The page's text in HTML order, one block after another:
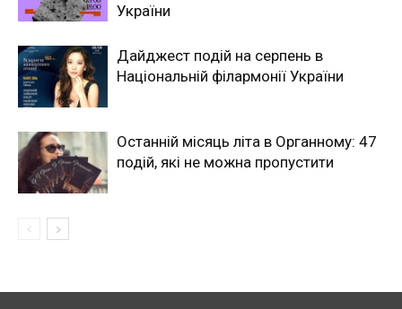
України
Дайджест подій на серпень в
Національній філармонії України
Останній місяць літа в Органному: 47
подій, які не можна пропустити